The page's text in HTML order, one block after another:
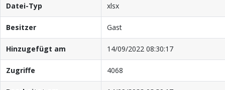
Datei-Typ xlsx
Besitzer Gast
Hinzugefügt am 14/09/2022 08:30:17
Zugriffe 4068